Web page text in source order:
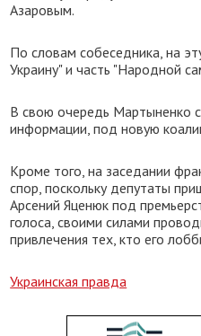
Азаровым.
По словам собеседника, на
Украину" и часть "Народной
В свою очередь Мартыненко
информации, под новую
Кроме того, на заседании
спор, поскольку депутаты
Арсений Яценюк под
голоса, своими силами
привлечения тех, кто его
Украинская правда